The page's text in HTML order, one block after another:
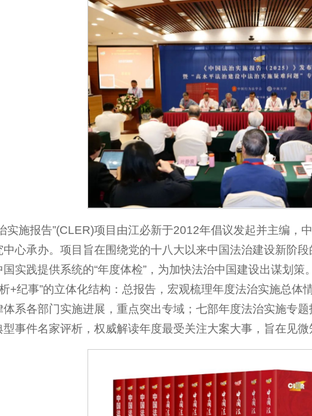
实施报告”(CLER)项目由江必新于2012年倡议发起并主编，
中心承办。项目旨在围绕党的十八大以来中国法治建设新阶
实践提供系统的“年度体检”，为加快法治中国建设出谋划
+纪事”的立体化结构：总报告，宏观梳理年度法治实施总体
体系各部门实施进展，重点突出专域；七部年度法治实施专
事件名家评析，权威解读年度最受关注大案大事，旨在见微